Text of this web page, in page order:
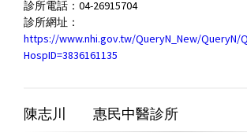
診所電話：04-26915704
診所網址：
https://www.nhi.gov.tw/QueryN_New/QueryN/
HospID=3836161135
陳志川 惠民中醫診所